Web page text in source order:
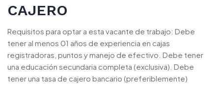
CAJERO
Requisitos para optar a esta vacante de trabajo: Debe
tener al menos 01 años de experiencia en cajas
registradoras, puntos y manejo de efectivo. Debe tener
una educación secundaria completa (exclusiva). Debe
tener una tasa de cajero bancario (preferiblemente)